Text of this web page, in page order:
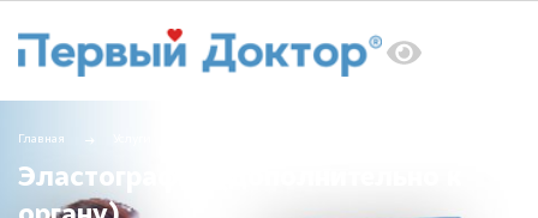
Главная
Эластография (дополнительно к